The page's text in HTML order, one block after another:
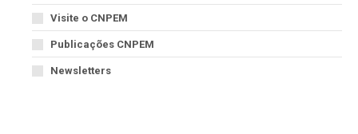
Visite o CNPEM
Publicações CNPEM
Newsletters